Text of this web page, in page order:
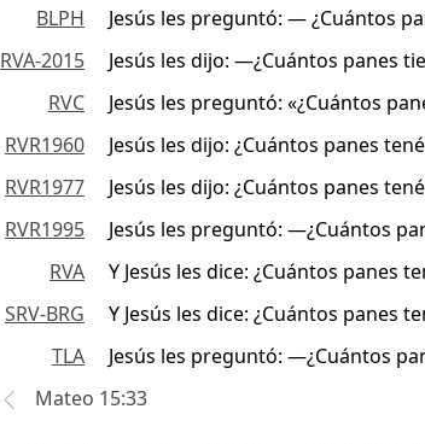
BLPH
Jesús les preguntó: — ¿Cuántos
RVA-2015
Jesús les dijo: —¿Cuántos panes
RVC
Jesús les preguntó: «¿Cuántos
RVR1960
Jesús les dijo: ¿Cuántos panes
RVR1977
Jesús les dijo: ¿Cuántos panes
RVR1995
Jesús les preguntó: —¿Cuántos
RVA
Y Jesús les dice: ¿Cuántos panes
SRV-BRG
Y Jesús les dice: ¿Cuántos panes
TLA
Jesús les preguntó: —¿Cuántos
Mateo 15:33